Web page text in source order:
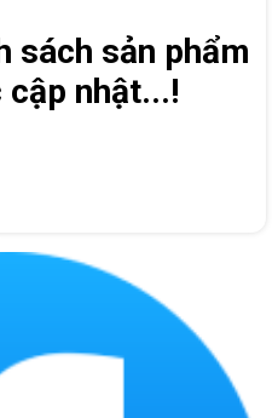
sách sản phẩm
nhật...!